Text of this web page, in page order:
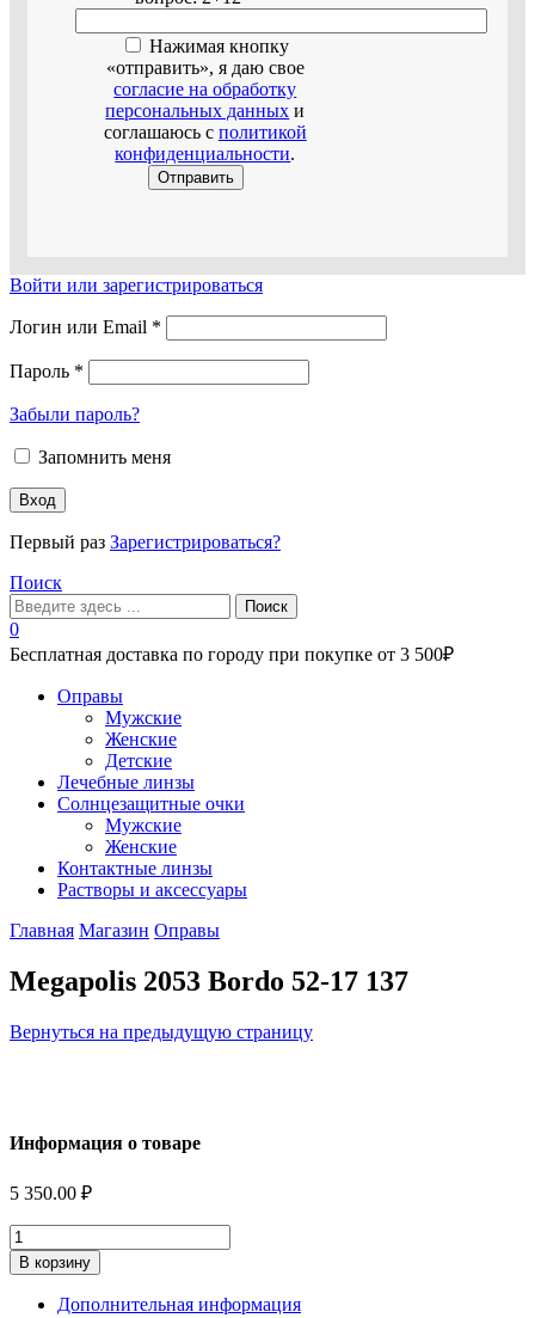
Нажимая кнопку
«отправить», я даю свое
согласие на обработку
персональных данных и
соглашаюсь с политикой
конфиденциальности.
Войти или зарегистрироваться
Логин или Email *
Пароль *
Забыли пароль?
Запомнить меня
Вход
Первый раз Зарегистрироваться?
Поиск
Поиск
0
Бесплатная доставка по городу при покупке от 3 500₽
Оправы
Мужские
Женские
Детские
Лечебные линзы
Солнцезащитные очки
Мужские
Женские
Контактные линзы
Растворы и аксессуары
Главная Магазин Оправы
Megapolis 2053 Bordo 52-17 137
Вернуться на предыдущую страницу
Информация о товаре
5 350.00 ₽
Количество
В корзину
Дополнительная информация